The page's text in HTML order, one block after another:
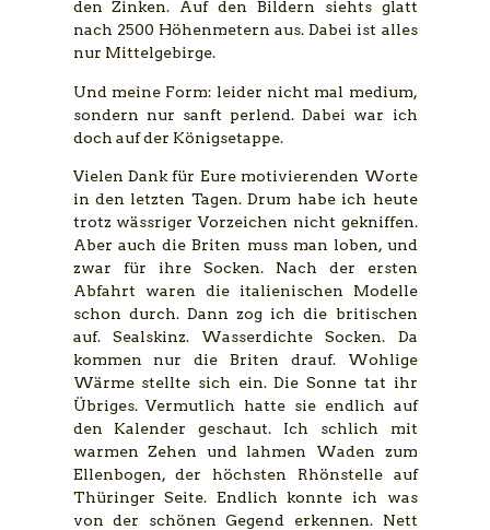
den Zinken. Auf den Bildern siehts glatt
nach 2500 Höhenmetern aus. Dabei ist alles
nur Mittelgebirge.
Und meine Form: leider nicht mal medium,
sondern nur sanft perlend. Dabei war ich
doch auf der Königsetappe.
Vielen Dank für Eure motivierenden Worte
in den letzten Tagen. Drum habe ich heute
trotz wässriger Vorzeichen nicht gekniffen.
Aber auch die Briten muss man loben, und
zwar für ihre Socken. Nach der ersten
Abfahrt waren die italienischen Modelle
schon durch. Dann zog ich die britischen
auf. Sealskinz. Wasserdichte Socken. Da
kommen nur die Briten drauf. Wohlige
Wärme stellte sich ein. Die Sonne tat ihr
Übriges. Vermutlich hatte sie endlich auf
den Kalender geschaut. Ich schlich mit
warmen Zehen und lahmen Waden zum
Ellenbogen, der höchsten Rhönstelle auf
Thüringer Seite. Endlich konnte ich was
von der schönen Gegend erkennen. Nett